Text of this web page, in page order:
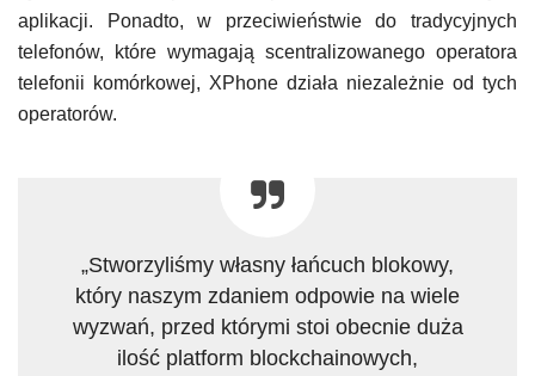
aplikacji. Ponadto, w przeciwieństwie do tradycyjnych
telefonów, które wymagają scentralizowanego operatora
telefonii komórkowej, XPhone działa niezależnie od tych
operatorów.
„Stworzyliśmy własny łańcuch blokowy,
który naszym zdaniem odpowie na wiele
wyzwań, przed którymi stoi obecnie duża
ilość platform blockchainowych,